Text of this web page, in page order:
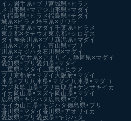
カ 岩手県×ブリ宮城県×ヒラメ
山形県×マアジ山形県×マダイ
イ福島県×ヒラメ福島県×チダイ
城県×ヒラメ埼玉県×サワラ
ウ 千葉県×マダイ 千葉県×ヒラメ
東京都×タチウオ東京都×シロギス
イ 神奈川県×ブリ 新潟県×マダイ
山県×アオリイカ富山県×ブリ
川県×キジハタ 石川県×マダイ
ダイ福井県×アオリイカ 静岡県×マダイ
愛知県×ブリ愛知県×マダイ
三重県×マダイ 三重県×ヒラメ
リ 京都府×マダイ 大阪府×マダイ
庫県×ブリ兵庫県×マダイ兵庫県×マダコ
ジ和歌山県×ブリ 鳥取県×ケンサキイカ
カ 岡山県×スズキ 岡山県×マダイ
広島県×キジハタ 広島県×ブリ
イカ 山口県×キジハタ 徳島県×ブリ
香川県×マダイ 香川県×アオリイカ
愛媛県×ブリ愛媛県×キジハタ